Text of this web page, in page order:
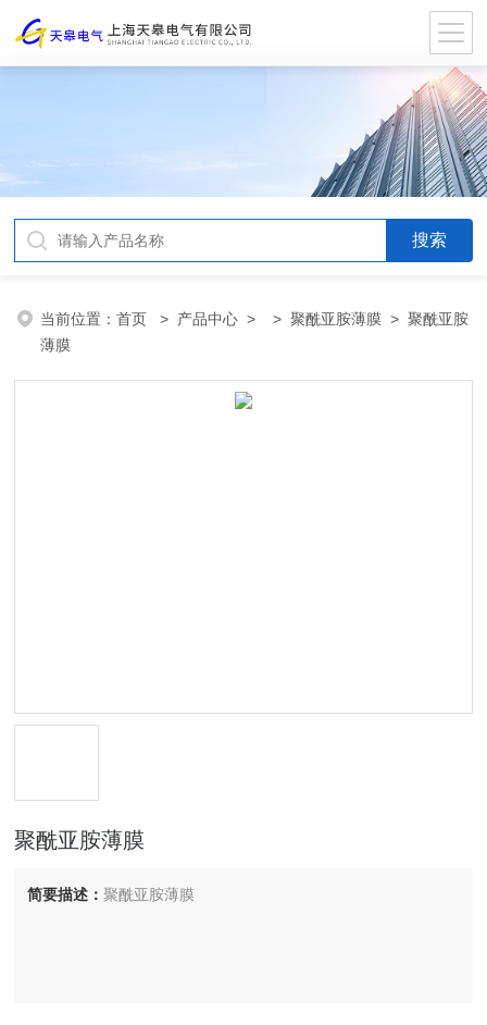
当前位置：首页 > 产品中心 > >聚酰亚胺薄膜 > 聚酰亚胺
薄膜
聚酰亚胺薄膜
简要描述：聚酰亚胺薄膜